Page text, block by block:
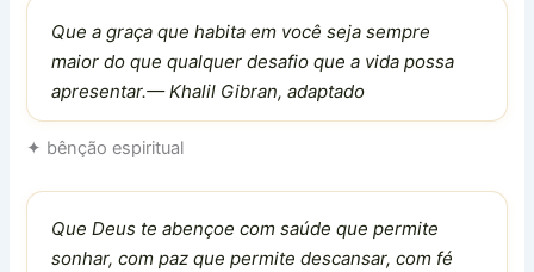
Que a graça que habita em você seja sempre
maior do que qualquer desafio que a vida possa
apresentar.— Khalil Gibran, adaptado
✦ bênção espiritual
Que Deus te abençoe com saúde que permite
sonhar, com paz que permite descansar, com fé